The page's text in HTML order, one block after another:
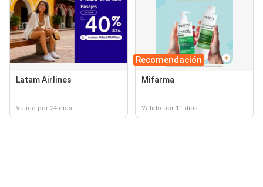
Latam Airlines
Válido por 24 días
Recomendación
Mifarma
Válido por 11 días